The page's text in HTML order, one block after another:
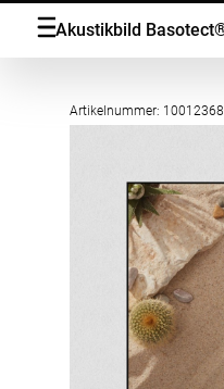
Artikelnummer: 10012368